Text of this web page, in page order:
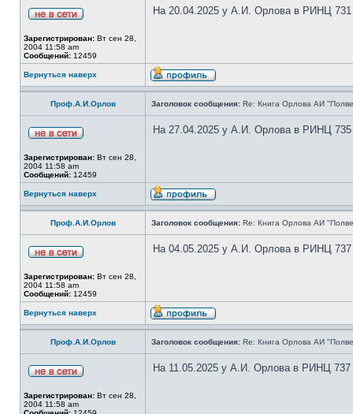
Зарегистрирован: Вт сен 28,
2004 11:58 am
Сообщений: 12459
На 20.04.2025 у А.И. Орлова в РИНЦ 731
Вернуться наверх
Проф.А.И.Орлов Заголовок сообщения: Re: Книга Орлова АИ
Зарегистрирован: Вт сен 28,
2004 11:58 am
Сообщений: 12459
На 27.04.2025 у А.И. Орлова в РИНЦ 735
Вернуться наверх
Проф.А.И.Орлов Заголовок сообщения: Re: Книга Орлова АИ
Зарегистрирован: Вт сен 28,
2004 11:58 am
Сообщений: 12459
На 04.05.2025 у А.И. Орлова в РИНЦ 737
Вернуться наверх
Проф.А.И.Орлов Заголовок сообщения: Re: Книга Орлова АИ
Зарегистрирован: Вт сен 28,
2004 11:58 am
На 11.05.2025 у А.И. Орлова в РИНЦ 737